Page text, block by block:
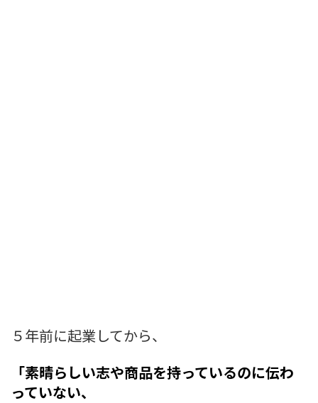
５年前に起業してから、
「素晴らしい志や商品を持っているのに伝わ
っていない、